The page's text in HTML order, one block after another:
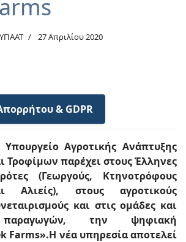
27 Απριλίου 2020
& GDPR
Υπουργείο Αγροτικής Ανάπτυξης
Τροφίμων παρέχει στους Έλληνες
(Γεωργούς, Κτηνοτρόφους
Αλιείς), στους αγροτικούς
και στις ομάδες και
παραγωγών, την ψηφιακή
Farms».Η νέα υπηρεσία αποτελεί